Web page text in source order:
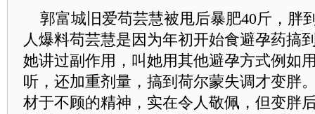
郭富城旧爱苟芸慧被甩后暴肥40斤，胖
人爆料苟芸慧是因为年初开始食避孕药搞
她讲过副作用，叫她用其他避孕方式例如
听，还加重剂量，搞到荷尔蒙失调才变胖
材于不顾的精神，实在令人敬佩，但变胖